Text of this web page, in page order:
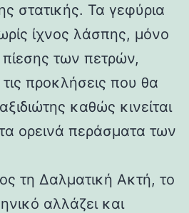
στατικής. Τα γεφύρια
ίχνος λάσπης, μόνο
των πετρών,
προκλήσεις που θα
καθώς κινείται
ορεινά περάσματα των
τη Δαλματική Ακτή, το
αλλάζει και